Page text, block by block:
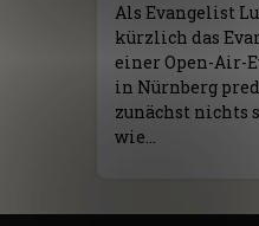
Als Evangelist
kürzlich das
einer Open-Air-
in Nürnberg
zunächst nichts
wie…